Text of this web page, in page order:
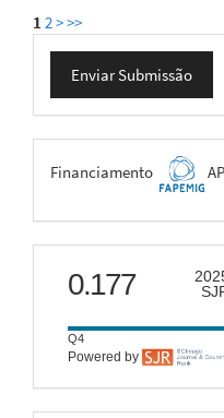
1 2>>>
Enviar
Submissão
Enviar Submissão
FAPEMIG
Financiamento
scimago
0.177
Q4
Powered by